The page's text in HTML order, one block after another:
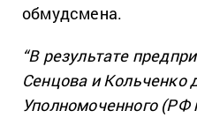
обмудсмена.
“В результате
Сенцова и Кольченко
Уполномоченного (РФ